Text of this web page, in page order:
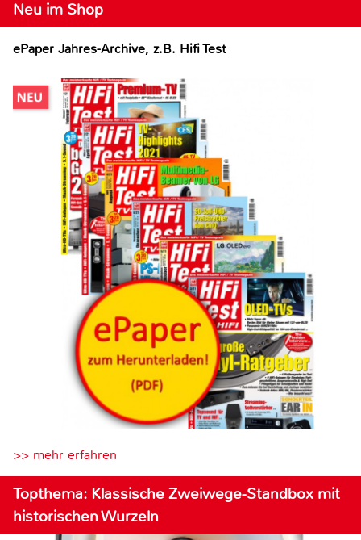
Neu im Shop
ePaper Jahres-Archive, z.B. Hifi Test
>> mehr erfahren
Topthema: Klassische Zweiwege-Standbox mit
historischen Wurzeln